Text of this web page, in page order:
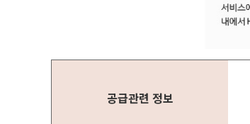
공급관련 정보